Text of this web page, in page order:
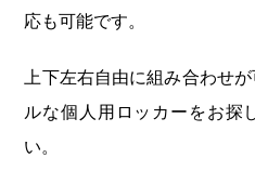
応も可能です。
上下左右自由に組み合わせ
ルな個人用ロッカーをお探
い。